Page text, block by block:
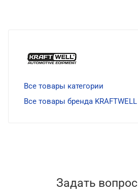
Все товары категории
Все товары бренда KRAFTWELL
Задать вопрос